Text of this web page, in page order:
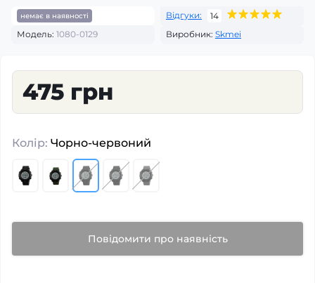
немає в наявності Відгуки:
14
Модель: 1080-0129 Виробник: Skmei
475 грн
Колір: Чорно-червоний
Повідомити про наявність